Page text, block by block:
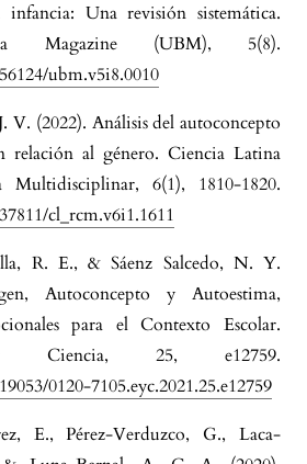
Una revisión sistemática.
Magazine (UBM), 5(8).
ubm.v5i8.0010
V. (2022). Análisis del autoconcepto
relación al género. Ciencia Latina
Multidisciplinar, 6(1), 1810-1820.
cl_rcm.v6i1.1611
R. E., & Sáenz Salcedo, N. Y.
Autoconcepto y Autoestima,
para el Contexto Escolar.
Ciencia, 25, e12759.
0120-7105.eyc.2021.25.e12759
E., Pérez-Verduzco, G., Laca-